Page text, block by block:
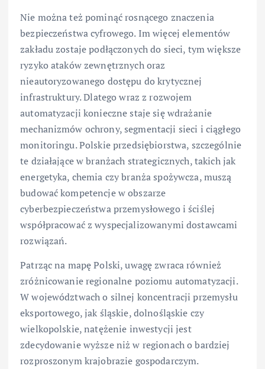
Nie można też pominąć rosnącego znaczenia
bezpieczeństwa cyfrowego. Im więcej elementów
zakładu zostaje podłączonych do sieci, tym większe
ryzyko ataków zewnętrznych oraz
nieautoryzowanego dostępu do krytycznej
infrastruktury. Dlatego wraz z rozwojem
automatyzacji konieczne staje się wdrażanie
mechanizmów ochrony, segmentacji sieci i ciągłego
monitoringu. Polskie przedsiębiorstwa, szczególnie
te działające w branżach strategicznych, takich jak
energetyka, chemia czy branża spożywcza, muszą
budować kompetencje w obszarze
cyberbezpieczeństwa przemysłowego i ściślej
współpracować z wyspecjalizowanymi dostawcami
rozwiązań.
Patrząc na mapę Polski, uwagę zwraca również
zróżnicowanie regionalne poziomu automatyzacji.
W województwach o silnej koncentracji przemysłu
eksportowego, jak śląskie, dolnośląskie czy
wielkopolskie, natężenie inwestycji jest
zdecydowanie wyższe niż w regionach o bardziej
rozproszonym krajobrazie gospodarczym.